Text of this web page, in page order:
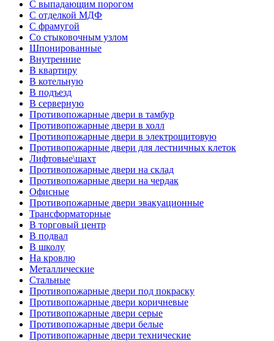
С выпадающим порогом
С отделкой МДФ
С фрамугой
Со стыковочным узлом
Шпонированные
Внутренние
В квартиру
В котельную
В подъезд
В серверную
Противопожарные двери в тамбур
Противопожарные двери в холл
Противопожарные двери в электрощитовую
Противопожарные двери для лестничных клеток
Лифтовые\шахт
Противопожарные двери на склад
Противопожарные двери на чердак
Офисные
Противопожарные двери эвакуационные
Трансформаторные
В торговый центр
В подвал
В школу
На кровлю
Металлические
Стальные
Противопожарные двери под покраску
Противопожарные двери коричневые
Противопожарные двери серые
Противопожарные двери белые
Противопожарные двери технические